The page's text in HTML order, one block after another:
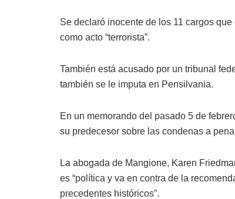
Se declaró inocente de los 11 cargos
como acto “terrorista”.
También está acusado por un tribunal
también se le imputa en Pensilvania.
En un memorando del pasado 5 de
su predecesor sobre las condenas a
La abogada de Mangione, Karen
es “política y va en contra de la
precedentes históricos”.